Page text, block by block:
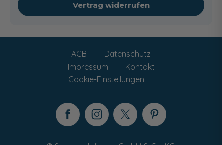
Vertrag widerrufen
AGB
Datenschutz
Impressum
Kontakt
Cookie-Einstellungen